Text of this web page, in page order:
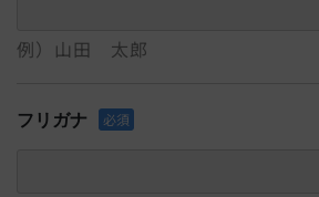
例）山田 太郎
フリガナ 必須